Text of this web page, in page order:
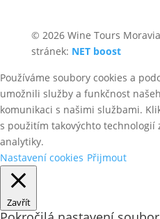
© 2026 Wine Tours
stránek: NET boost
Používáme soubory cookies a
umožnili služby a funkčnost
komunikaci s našimi službami.
s použitím takovýchto technologií
analytiky.
Nastavení cookies Přijmout
Zavřít